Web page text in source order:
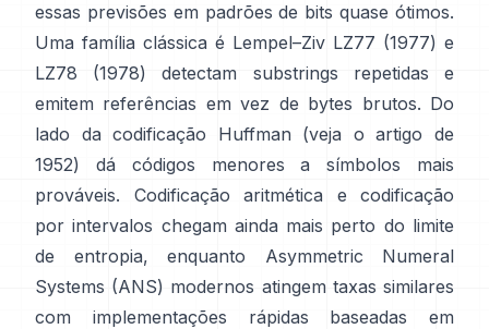
essas previsões em padrões de bits quase ótimos.
Uma família clássica é Lempel–Ziv LZ77 (1977) e
LZ78 (1978) detectam substrings repetidas e
emitem referências em vez de bytes brutos. Do
lado da codificação
Huffman (veja o artigo de
1952) dá códigos menores a símbolos mais
prováveis.
Codificação aritmética e
codificação
por intervalos chegam ainda mais perto do limite
de entropia, enquanto
Asymmetric Numeral
Systems (ANS) modernos atingem taxas similares
com implementações rápidas baseadas em